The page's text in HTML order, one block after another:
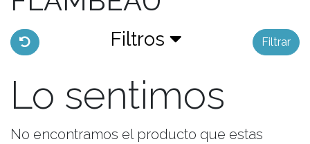
Filtros Filtrar
Lo sentimos
No encontramos el producto que estas